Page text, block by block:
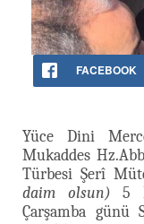
FACEBOOK
Yüce Dini
Mukaddes
Türbesi Şerî
daim olsun) 5
Çarşamba günü